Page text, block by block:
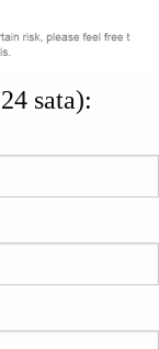
sata):